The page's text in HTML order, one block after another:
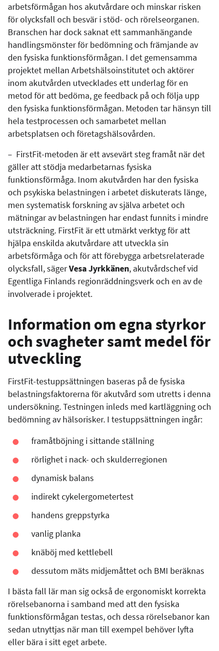
arbetsförmågan hos akutvårdare och minskar risken
för olycksfall och besvär i stöd- och rörelseorganen.
Branschen har dock saknat ett sammanhängande
handlingsmönster för bedömning och främjande av
den fysiska funktionsförmågan. I det gemensamma
projektet mellan Arbetshälsoinstitutet och aktörer
inom akutvården utvecklades ett underlag för en
metod för att bedöma, ge feedback på och följa upp
den fysiska funktionsförmågan. Metoden tar hänsyn till
hela testprocessen och samarbetet mellan
arbetsplatsen och företagshälsovården.
– FirstFit-metoden är ett avsevärt steg framåt när det
gäller att stödja medarbetarnas fysiska
funktionsförmåga. Inom akutvården har den fysiska
och psykiska belastningen i arbetet diskuterats länge,
men systematisk forskning av själva arbetet och
mätningar av belastningen har endast funnits i mindre
utsträckning. FirstFit är ett utmärkt verktyg för att
hjälpa enskilda akutvårdare att utveckla sin
arbetsförmåga och för att förebygga arbetsrelaterade
olycksfall, sägerVesa Jyrkkänen, akutvårdschef vid
Egentliga Finlands regionräddningsverk och en av de
involverade i projektet.
Information om egna styrkor
och svagheter samt medel för
utveckling
FirstFit-testuppsättningen baseras på de fysiska
belastningsfaktorerna för akutvård som utretts i denna
undersökning. Testningen inleds med kartläggning och
bedömning av hälsorisker. I testuppsättningen ingår:
framåtböjning i sittande ställning
rörlighet i nack- och skulderregionen
dynamisk balans
indirekt cykelergometertest
handens greppstyrka
vanlig planka
knäböj med kettlebell
dessutom mäts midjemåttet och BMI beräknas
I bästa fall lär man sig också de ergonomiskt korrekta
rörelsebanorna i samband med att den fysiska
funktionsförmågan testas, och dessa rörelsebanor kan
sedan utnyttjas när man till exempel behöver lyfta
eller bära i sitt eget arbete.